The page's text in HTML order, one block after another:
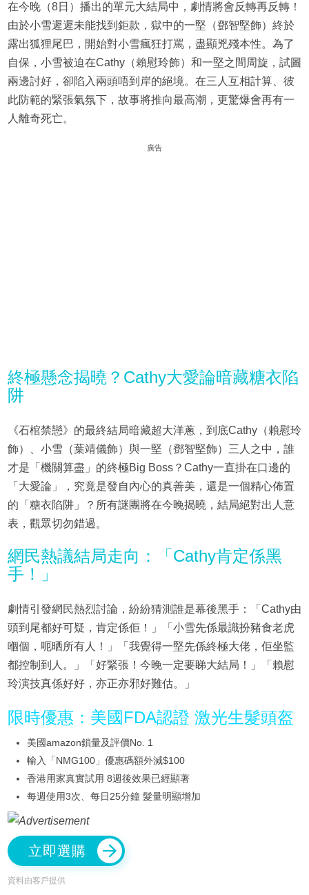
在今晚（8日）播出的單元大結局中，劇情將會反轉再反轉！
由於小雪遲遲未能找到鉅款，獄中的一堅（鄧智堅飾）終於
露出狐狸尾巴，開始對小雪瘋狂打罵，盡顯兇殘本性。為了
自保，小雪被迫在Cathy（賴慰玲飾）和一堅之間周旋，試圖
兩邊討好，卻陷入兩頭唔到岸的絕境。在三人互相計算、彼
此防範的緊張氣氛下，故事將推向最高潮，更驚爆會再有一
人離奇死亡。
廣告
終極懸念揭曉？Cathy大愛論暗藏糖衣陷
阱
《石棺禁戀》的最終結局暗藏超大洋蔥，到底Cathy（賴慰玲
飾）、小雪（葉靖儀飾）與一堅（鄧智堅飾）三人之中，誰
才是「機關算盡」的終極Big Boss？Cathy一直掛在口邊的
「大愛論」，究竟是發自內心的真善美，還是一個精心佈置
的「糖衣陷阱」？所有謎團將在今晚揭曉，結局絕對出人意
表，觀眾切勿錯過。
網民熱議結局走向：「Cathy肯定係黑
手！」
劇情引發網民熱烈討論，紛紛猜測誰是幕後黑手：「Cathy由
頭到尾都好可疑，肯定係佢！」「小雪先係最識扮豬食老虎
嗰個，呃晒所有人！」「我覺得一堅先係終極大佬，佢坐監
都控制到人。」「好緊張！今晚一定要睇大結局！」「賴慰
玲演技真係好好，亦正亦邪好難估。」
限時優惠：美國FDA認證 激光生髮頭盔
美國amazon鎖量及評價No. 1
輸入「NMG100」優惠碼額外減$100
香港用家真實試用 8週後效果已經顯著
每週使用3次、每日25分鐘 髮量明顯增加
立即選購
資料由客戶提供